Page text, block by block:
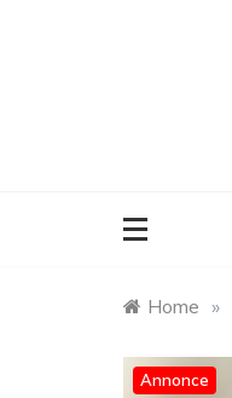
Home »
Annonce